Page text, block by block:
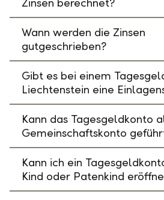
Zinsen berechnet?
Wann werden die Zinsen
gutgeschrieben?
Gibt es bei einem
Liechtenstein eine
Kann das Tagesgeldkonto
Gemeinschaftskonto
Kann ich ein
Kind oder Patenkind